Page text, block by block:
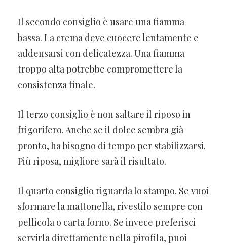
Il secondo consiglio è usare una fiamma
bassa. La crema deve cuocere lentamente e
addensarsi con delicatezza. Una fiamma
troppo alta potrebbe compromettere la
consistenza finale.
Il terzo consiglio è non saltare il riposo in
frigorifero. Anche se il dolce sembra già
pronto, ha bisogno di tempo per stabilizzarsi.
Più riposa, migliore sarà il risultato.
Il quarto consiglio riguarda lo stampo. Se vuoi
sformare la mattonella, rivestilo sempre con
pellicola o carta forno. Se invece preferisci
servirla direttamente nella pirofila, puoi